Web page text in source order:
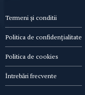
Termeni și conditii
Politica de confidențialitate
Politica de cookies
Întrebări frecvente